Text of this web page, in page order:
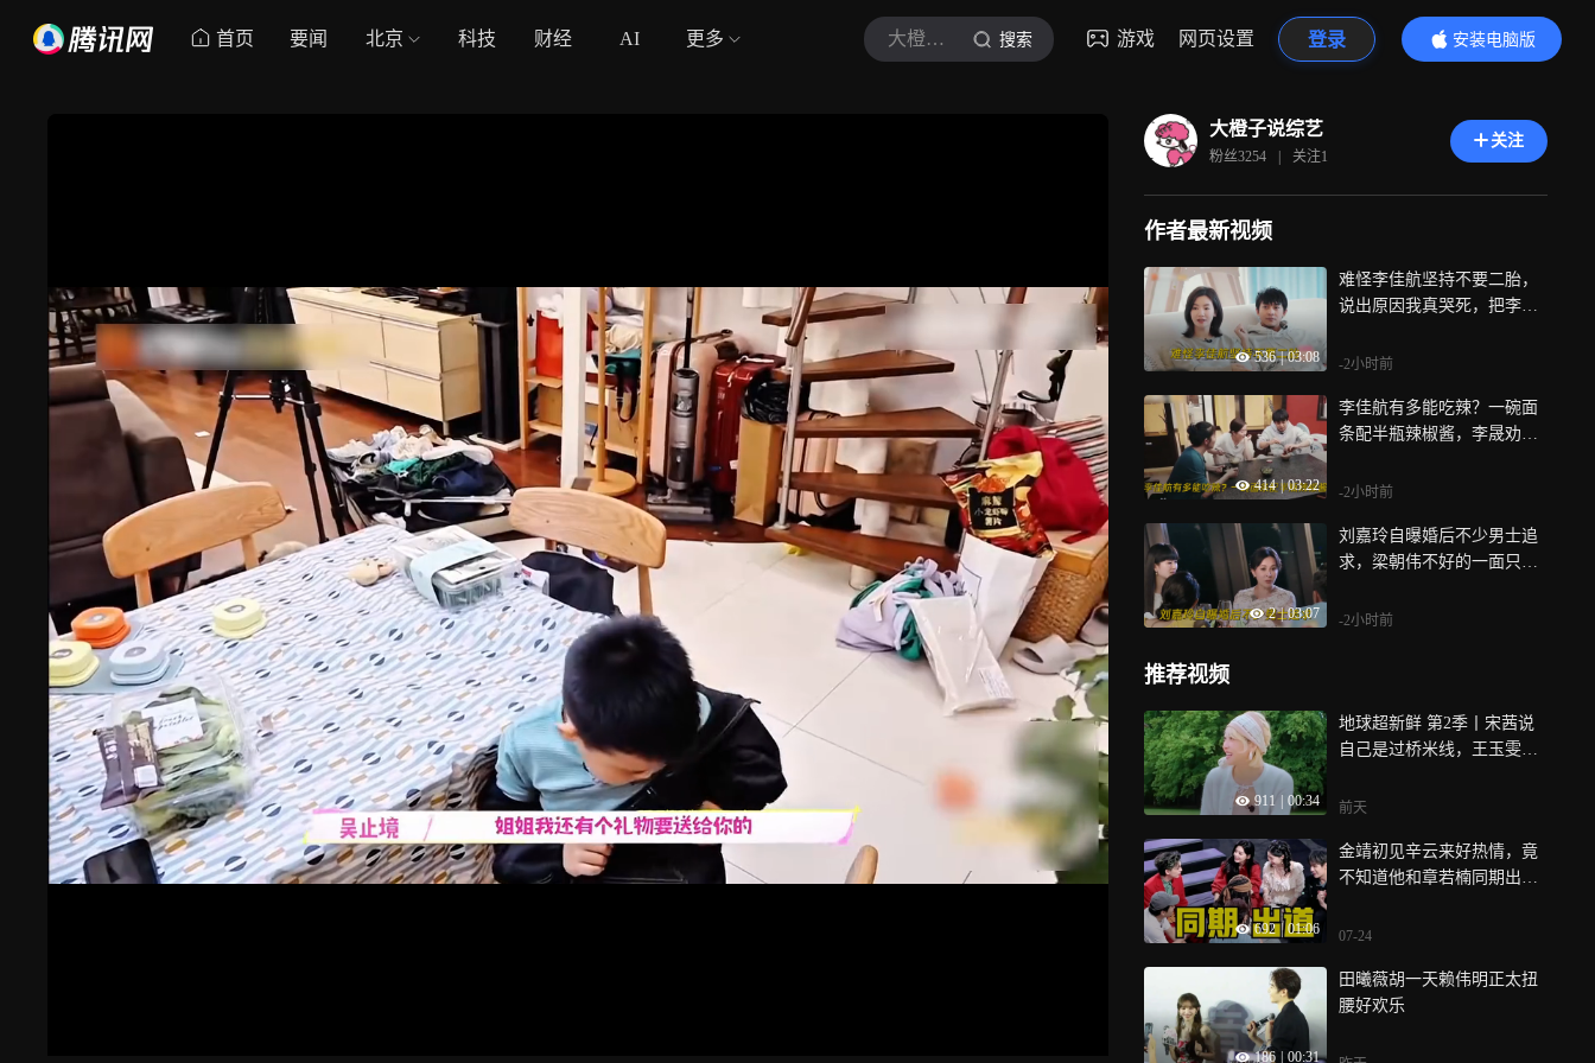
首页 要闻 北京 科技 财经 AI 更多 大橙子说综艺 搜索 游戏 网页设置 登录
安装电脑版
内容更精彩
大橙子说综艺
粉丝3254 | 关注1
关注
作者最新视频
536 | 03:08
难怪李佳航坚持不要二胎，
说出原因我真哭死，把李晟
-2小时前
414 | 03:22
李佳航有多能吃辣？一碗面
条配半瓶辣椒酱，李晟劝都
-2小时前
2 | 03:07
刘嘉玲自曝婚后不少男士追
求，梁朝伟不好的一面只会
-2小时前
推荐视频
911 00:34
地球超新鲜 第2季丨宋茜说
自己是过桥米线，王玉雯理
前天
692 | 01:06
金靖初见辛云来好热情，竟
不知道他和章若楠同期出
07-24
186 00:31
田曦薇胡一天赖伟明正太扭
腰好欢乐